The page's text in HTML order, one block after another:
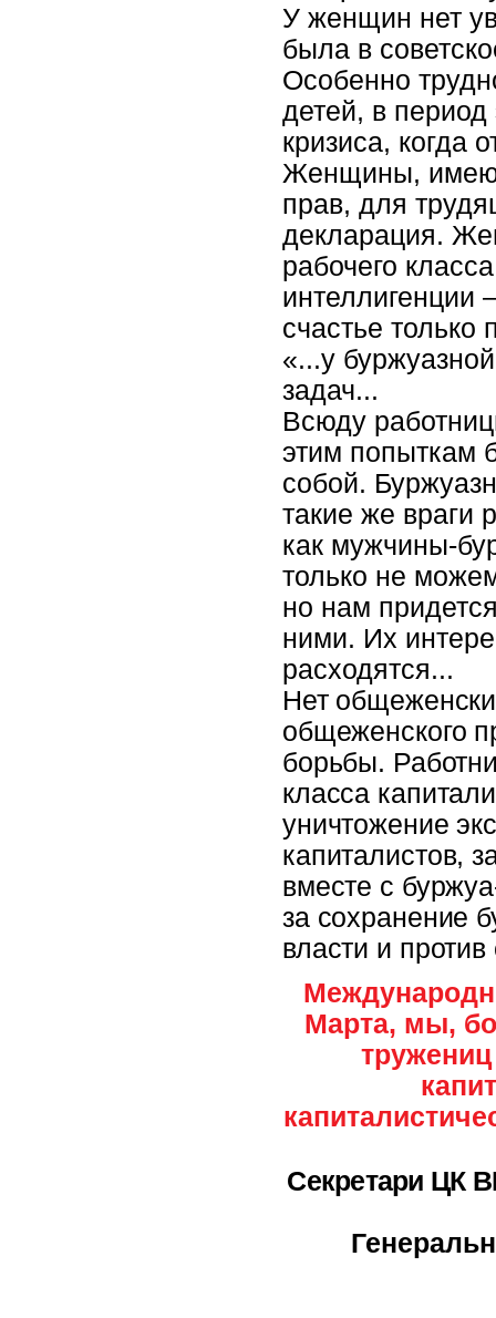
У женщин нет
была в
Особенно
детей, в
кризиса, когда
Женщины,
прав, для
декларация.
рабочего
интеллигенции
счастье только
«...у
задач...
Всюду
этим попыткам
собой.
такие же враги
как мужчины-
только не
но нам
ними. Их
расходятся...
Нет
общеженского
борьбы.
класса
уничтожение
капиталистов,
вместе с
за сохранение
власти и
Марта, мы,
Секретари ЦК